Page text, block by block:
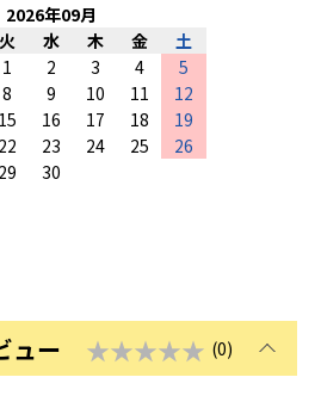
2026年09月
火 水 木 金
土
1
2 3 4
5
8 9 10 11
12
15 16 17 18
19
22 23 24 25
26
29
30
ュー ★★★★★ (0)